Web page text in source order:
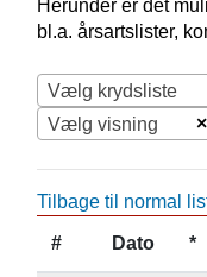
Herunder er det
bl.a. årsartslister,
Vælg krydsliste
×
Vælg visning
Tilbage til normal
# Dato *